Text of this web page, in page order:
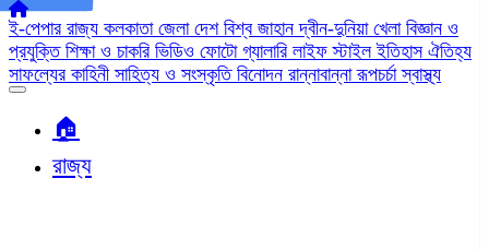
ই-পেপার রাজ্য কলকাতা জেলা দেশ বিশ্ব জাহানদ্বীন-দুনিয়া খেলা বিজ্ঞান ও
প্রযুক্তি শিক্ষা ও চাকরি ভিডিও ফোটো গ্যালারি লাইফ স্টাইলইতিহাস ঐতিহ্য
সাফল্যের কাহিনী সাহিত্য ও সংস্কৃতি বিনোদন রান্নাবান্নারূপচর্চাস্বাস্থ্য
🏠︎
রাজ্য